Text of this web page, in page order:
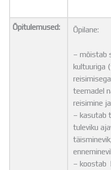
Õpitulemused: Õpilane:
– mõistab
kultuuriga
teemadel
reisimine
– kasutab
tuleviku
– koostab